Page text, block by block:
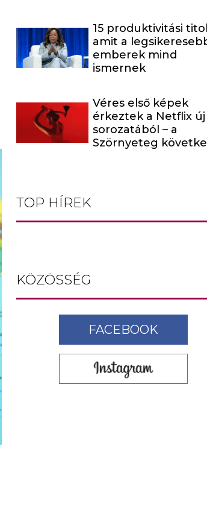
15 produktivitási
amit a
emberek mind
ismernek
Véres első képek
érkeztek a Netflix új
sorozatából – a
Szörnyeteg
TOP HÍREK
KÖZÖSSÉG
FACEBOOK